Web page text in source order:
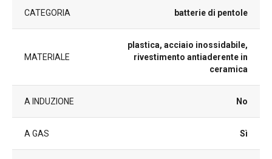
CATEGORIA batterie di pentole
MATERIALE
plastica, acciaio inossidabile,
rivestimento antiaderente in
ceramica
A INDUZIONE No
A GAS Sì